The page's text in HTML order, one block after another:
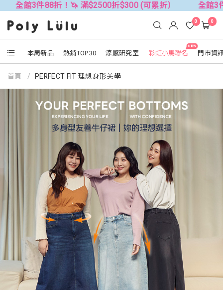
！🦄 滿$2500折$300 (可累折） 全館3件88折！🦄
本周新品 熱銷TOP30 涼感研究室
NEW
彩虹小馬聯名 門市資
0 0
首頁 PERFECT FIT 理想身形美學